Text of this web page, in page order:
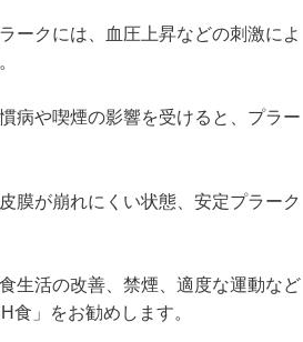
ークには、血圧上昇などの刺激によ
病や喫煙の影響を受けると、プラー
膜が崩れにくい状態、安定プラーク
生活の改善、禁煙、適度な運動など
食」をお勧めします。